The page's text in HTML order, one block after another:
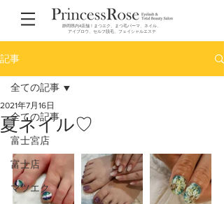
静岡県内4店舗！まつエク、まつ毛パーマ、ネイル、
アイブロウ、セルフ脱毛、フェイシャルエステ
記事
全ての記事
富士宮店
富士店
マツエク
全ての記事
夏ネイル♡
2021年7月16日